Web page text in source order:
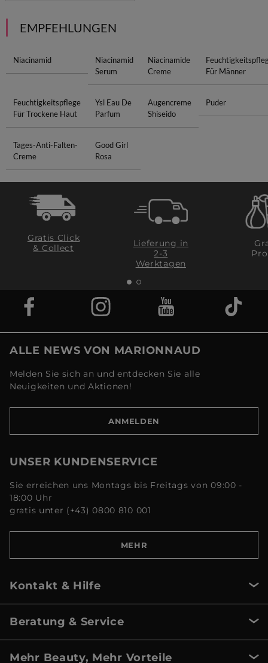
EMPFEHLUNGEN
Niacinamid
Niacinamid
Serum
Niacinamide
Creme
Für Männer
Feuchtigkeitspflege
Für Trockene Haut
Ysl Eau De
Parfum
Augencreme
Shiseido
Puder
Tages-Anti-Falten-
Creme
Good Girl
Rosa
Gratis Click
& Collect
Lieferung in
2-3
Werktagen
ALLE NEWS VON MARIONNAUD
Melden Sie sich an und entdecken Sie alle
Neuigkeiten und Aktionen!
ANMELDEN
UNSER KUNDENSERVICE
Sie erreichen uns Montags bis Freitags von 09:00 -
18:00 Uhr
gratis unter (+43) 0800 810 001
MEHR
Kontakt & Hilfe
Beratung & Service
Mehr Beauty, Mehr Vorteile